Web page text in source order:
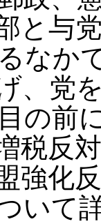
と与
なか
、党
の前
税反
強化
いて